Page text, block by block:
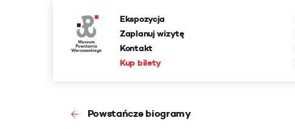
Ekspozycja
Zaplanuj wizytę
Kontakt
Kup bilety
Powstańcze biogramy